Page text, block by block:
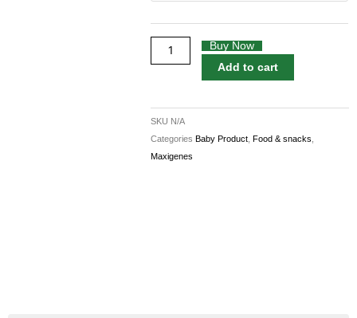
Skim
Milk
Powder
Buy Now
Add to cart
SKU N/A
Categories Baby Product ,Food & snacks
Maxigenes